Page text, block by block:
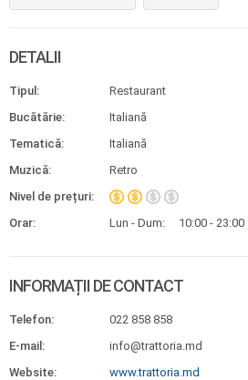
DETALII
Tipul:
Restaurant
Bucătărie:
Italiană
Tematică:
Italiană
Muzică:
Retro
Nivel de prețuri:
Orar:
Lun - Dum: 10:00 - 23:00
INFORMAȚII DE CONTACT
Telefon:
022 858 858
E-mail:
info@trattoria.md
Website:
www.trattoria.md